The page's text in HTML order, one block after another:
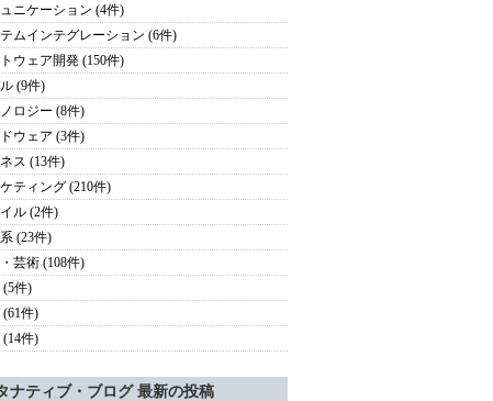
ニケーション (4件)
ムインテグレーション (6件)
ウェア開発 (150件)
(9件)
ロジー (8件)
ウェア (3件)
ス (13件)
ティング (210件)
ル (2件)
(23件)
芸術 (108件)
(5件)
(61件)
(14件)
ナティブ・ブログ 最新の投稿